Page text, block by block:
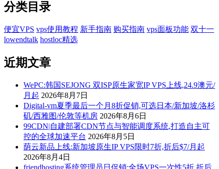
分类目录
便宜VPS vps使用教程 新手指南 购买指南 vps面板功能 双十一
lowendtalk hostloc精选
近期文章
WePC:韩国SEJONG 双ISP原生家宽IP VPS上线,24.9澳元/
月起 2026年8月7日
Digital-vm夏季最后一个月8折促销,可选日本/新加坡/洛杉
矶/西雅图/伦敦等机房 2026年8月6日
99CDN|自建部署CDN节点与智能调度系统,打造自主可
控的全球加速平台 2026年8月5日
荫云新品上线:新加坡原生IP VPS限时7折,折后$7/月起
2026年8月4日